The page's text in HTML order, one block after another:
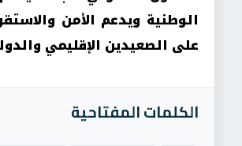
الوطنية ويدعم الأمن
على الصعيدين الإقليمي والدول
الكلمات المفتاحية